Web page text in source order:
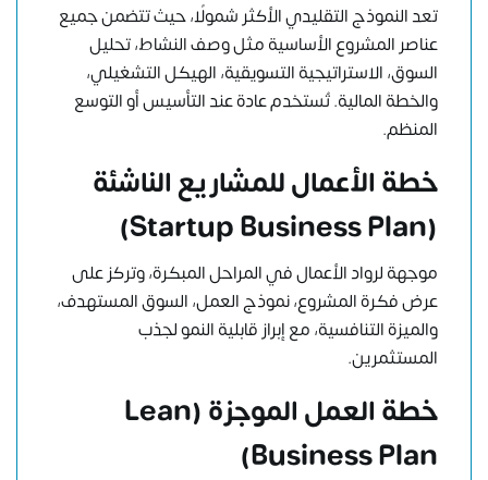
تعد النموذج التقليدي الأكثر شمولًا، حيث تتضمن جميع
عناصر المشروع الأساسية مثل وصف النشاط، تحليل
السوق، الاستراتيجية التسويقية، الهيكل التشغيلي،
والخطة المالية. تُستخدم عادة عند التأسيس أو التوسع
المنظم.
خطة الأعمال للمشاريع الناشئة
(Startup Business Plan)
موجهة لرواد الأعمال في المراحل المبكرة، وتركز على
عرض فكرة المشروع، نموذج العمل، السوق المستهدف،
والميزة التنافسية، مع إبراز قابلية النمو لجذب
المستثمرين.
خطة العمل الموجزة (Lean
Business Plan)